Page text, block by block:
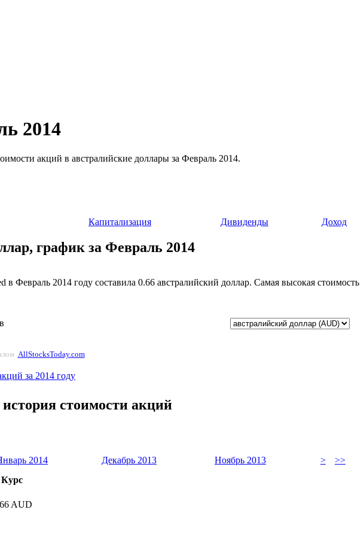
2014
акций в австралийские доллары за Февраль 2014.
Капитализация Дивиденды Доход
график за Февраль 2014
2014 году составила 0.66 австралийский доллар. Самая высокая стоимость
в
AllStocksToday.com
за 2014 году
стоимости акций
2014 Декабрь 2013 Ноябрь 2013 >
>>
Курс
AUD